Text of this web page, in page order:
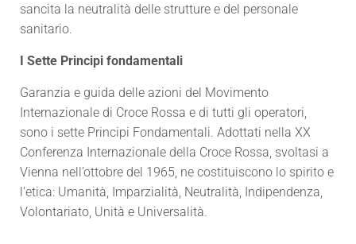
sancita la neutralità delle strutture e del personale
sanitario.
I Sette Principi fondamentali
Garanzia e guida delle azioni del Movimento
Internazionale di Croce Rossa e di tutti gli operatori,
sono i sette Principi Fondamentali. Adottati nella XX
Conferenza Internazionale della Croce Rossa, svoltasi a
Vienna nell’ottobre del 1965, ne costituiscono lo spirito e
l’etica: Umanità, Imparzialità, Neutralità, Indipendenza,
Volontariato, Unità e Universalità.